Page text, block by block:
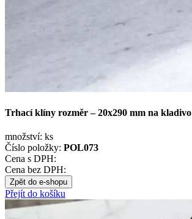
Trhací klíny rozměr – 20x290 mm na kladivo
množství: ks
Číslo položky: POL073
Cena s DPH:
Cena bez DPH:
Zpět do e-shopu
Přejít do košíku